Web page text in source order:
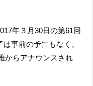
事前の予告もなく、
からアナウンスされ